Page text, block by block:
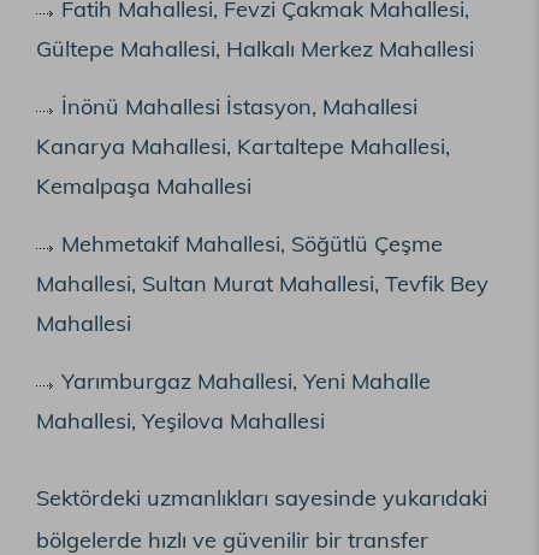
Fatih Mahallesi, Fevzi Çakmak Mahallesi,
Gültepe Mahallesi, Halkalı Merkez Mahallesi
İnönü Mahallesi İstasyon, Mahallesi
Kanarya Mahallesi, Kartaltepe Mahallesi,
Kemalpaşa Mahallesi
Mehmetakif Mahallesi, Söğütlü Çeşme
Mahallesi, Sultan Murat Mahallesi, Tevfik Bey
Mahallesi
Yarımburgaz Mahallesi, Yeni Mahalle
Mahallesi, Yeşilova Mahallesi
Sektördeki uzmanlıkları sayesinde yukarıdaki
bölgelerde hızlı ve güvenilir bir transfer